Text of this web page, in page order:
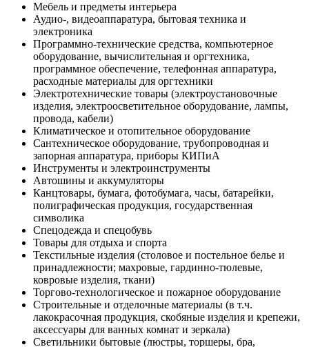
Мебель и предметы интерьера
Аудио-, видеоаппаратура, бытовая техника и
электроника
Программно-технические средства, компьютерное
оборудование, вычислительная и оргтехника,
программное обеспечение, телефонная аппаратура,
расходные материалы для оргтехники
Электротехнические товары (электроустановочные
изделия, электроосветительное оборудование, лампы,
провода, кабели)
Климатическое и отопительное оборудование
Сантехническое оборудование, трубопроводная и
запорная аппаратура, приборы КИПиА
Инструменты и электроинструменты
Автошины и аккумуляторы
Канцтовары, бумага, фотобумага, часы, батарейки,
полиграфическая продукция, государственная
символика
Спецодежда и спецобувь
Товары для отдыха и спорта
Текстильные изделия (столовое и постельное белье и
принадлежности; махровые, гардинно-тюлевые,
ковровые изделия, ткани)
Торгово-технологическое и пожарное оборудование
Строительные и отделочные материалы (в т.ч.
лакокрасочная продукция, скобяные изделия и крепежи,
аксессуары для ванных комнат и зеркала)
Светильники бытовые (люстры, торшеры, бра,